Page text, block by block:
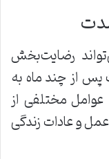
رضایت‌بخش
پس از چند ماه به
عوامل مختلفی از
و عادات زندگی